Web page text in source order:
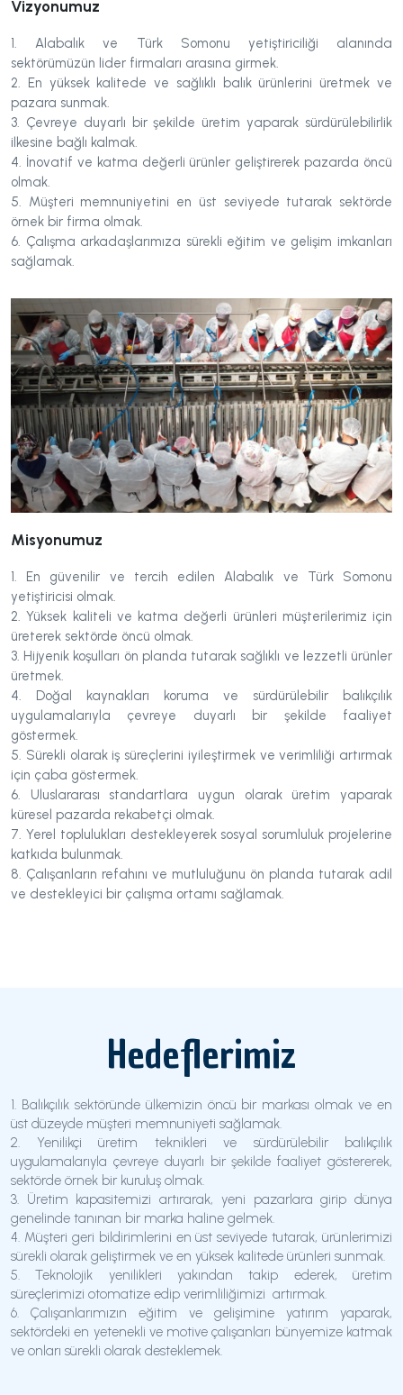
Vizyonumuz
1. Alabalık ve Türk Somonu yetiştiriciliği alanında
sektörümüzün lider firmaları arasına girmek.
2. En yüksek kalitede ve sağlıklı balık ürünlerini üretmek ve
pazara sunmak.
3. Çevreye duyarlı bir şekilde üretim yaparak sürdürülebilirlik
ilkesine bağlı kalmak.
4. İnovatif ve katma değerli ürünler geliştirerek pazarda öncü
olmak.
5. Müşteri memnuniyetini en üst seviyede tutarak sektörde
örnek bir firma olmak.
6. Çalışma arkadaşlarımıza sürekli eğitim ve gelişim imkanları
sağlamak.
Misyonumuz
1. En güvenilir ve tercih edilen Alabalık ve Türk Somonu
yetiştiricisi olmak.
2. Yüksek kaliteli ve katma değerli ürünleri müşterilerimiz için
üreterek sektörde öncü olmak.
3. Hijyenik koşulları ön planda tutarak sağlıklı ve lezzetli ürünler
üretmek.
4. Doğal kaynakları koruma ve sürdürülebilir balıkçılık
uygulamalarıyla çevreye duyarlı bir şekilde faaliyet
göstermek.
5. Sürekli olarak iş süreçlerini iyileştirmek ve verimliliği artırmak
için çaba göstermek.
6. Uluslararası standartlara uygun olarak üretim yaparak
küresel pazarda rekabetçi olmak.
7. Yerel toplulukları destekleyerek sosyal sorumluluk projelerine
katkıda bulunmak.
8. Çalışanların refahını ve mutluluğunu ön planda tutarak adil
ve destekleyici bir çalışma ortamı sağlamak.
Hedeflerimiz
1. Balıkçılık sektöründe ülkemizin öncü bir markası olmak ve en
üst düzeyde müşteri memnuniyeti sağlamak.
2. Yenilikçi üretim teknikleri ve sürdürülebilir balıkçılık
uygulamalarıyla çevreye duyarlı bir şekilde faaliyet göstererek,
sektörde örnek bir kuruluş olmak.
3. Üretim kapasitemizi artırarak, yeni pazarlara girip dünya
genelinde tanınan bir marka haline gelmek.
4. Müşteri geri bildirimlerini en üst seviyede tutarak, ürünlerimizi
sürekli olarak geliştirmek ve en yüksek kalitede ürünleri sunmak.
5. Teknolojik yenilikleri yakından takip ederek, üretim
süreçlerimizi otomatize edip verimliliğimizi artırmak.
6. Çalışanlarımızın eğitim ve gelişimine yatırım yaparak,
sektördeki en yetenekli ve motive çalışanları bünyemize katmak
ve onları sürekli olarak desteklemek.